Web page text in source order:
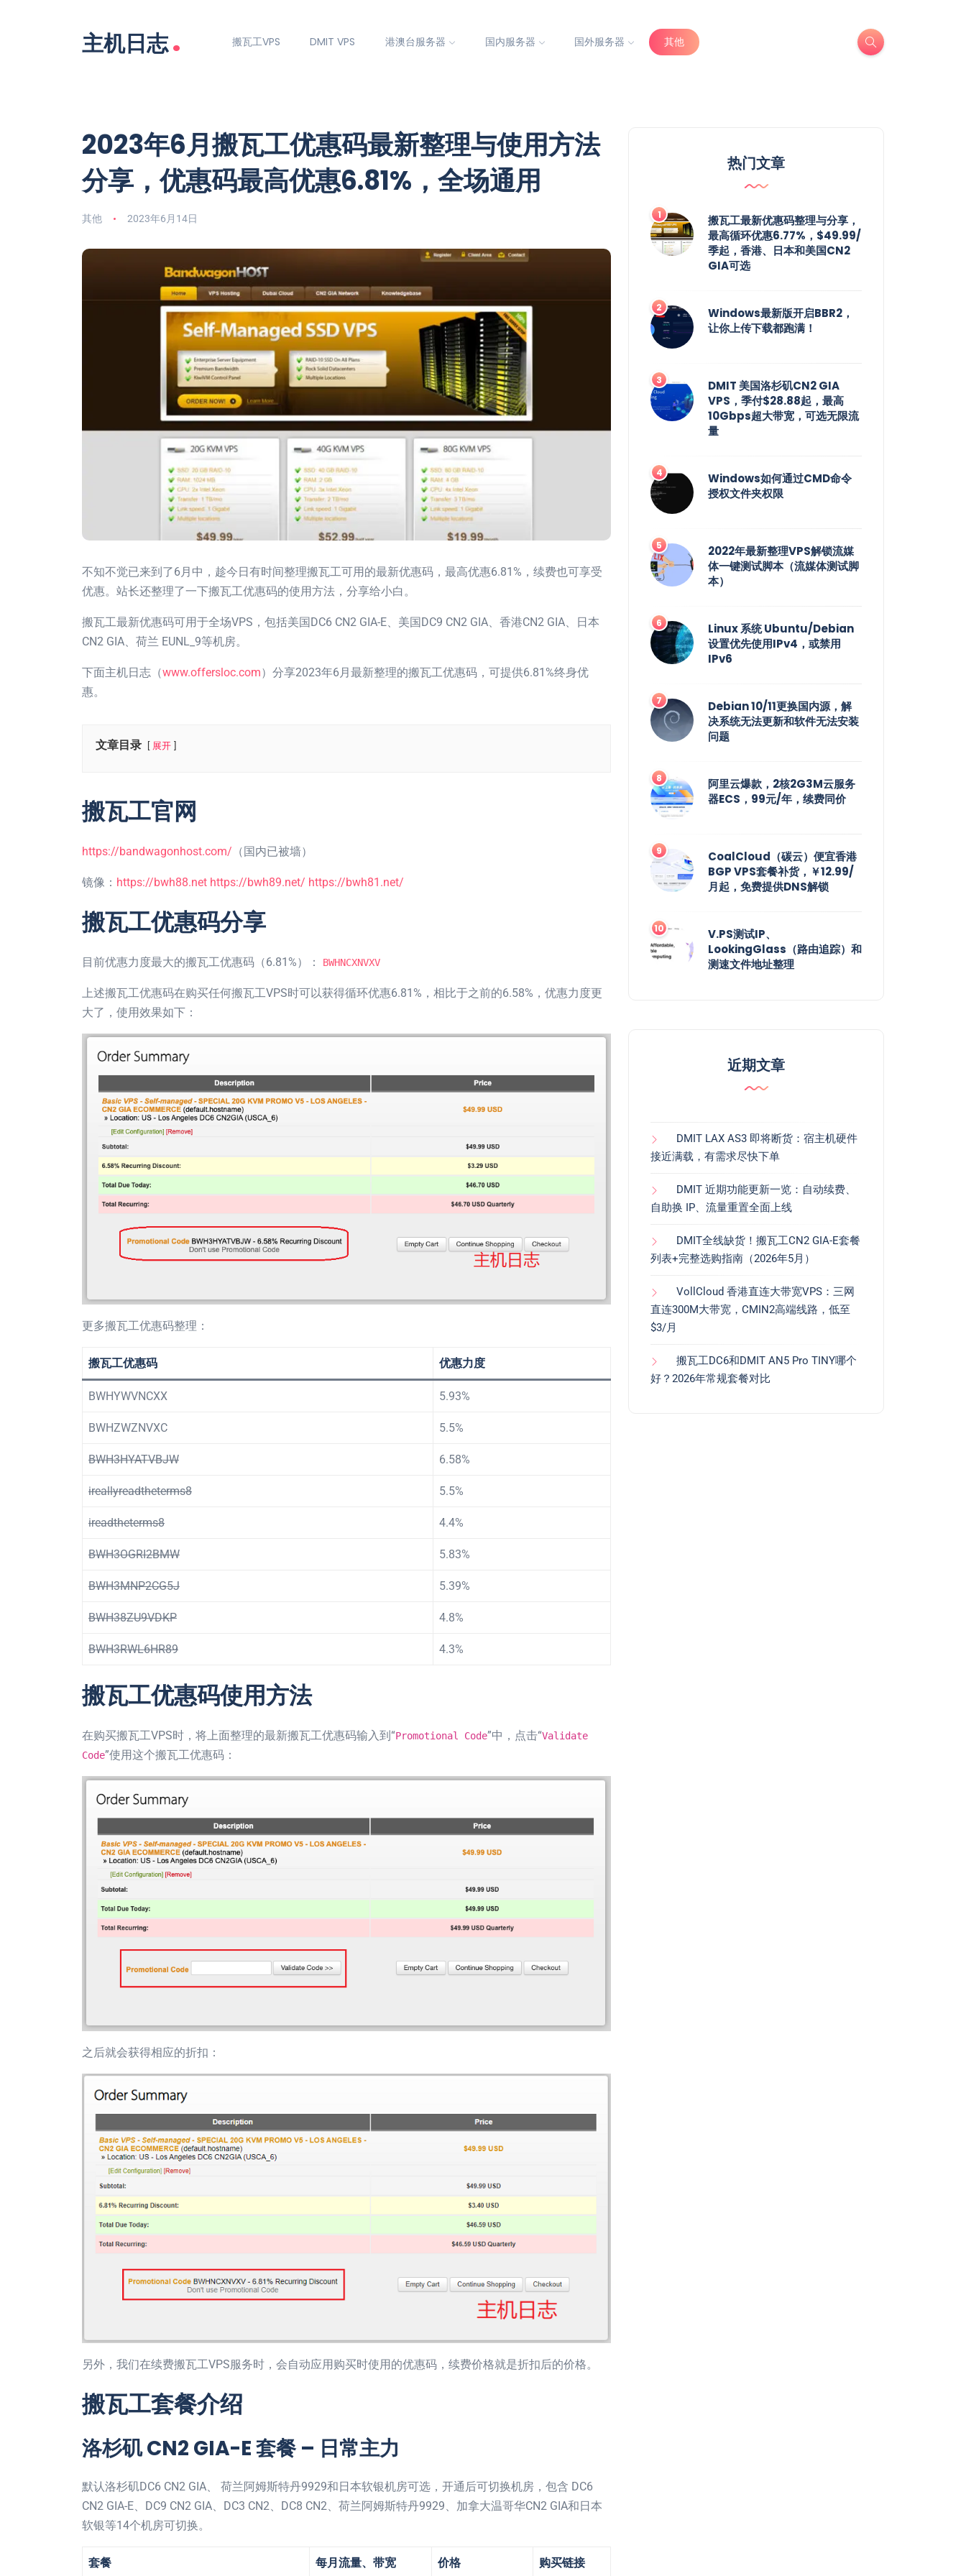
主机日志. 搬瓦工VPS DMIT VPS 港澳台服务器 国内服务器 国外服务器 其他
2023年6月搬瓦工优惠码最新整理与使用方法
分享，优惠码最高优惠6.81%，全场通用
其他 2023年6月14日
不知不觉已来到了6月中，趁今日有时间整理搬瓦工可用的最新优惠码，最高优惠6.81%，续费也可享受
优惠。站长还整理了一下搬瓦工优惠码的使用方法，分享给小白。
搬瓦工最新优惠码可用于全场VPS，包括美国DC6 CN2 GIA-E、美国DC9 CN2 GIA、香港CN2 GIA、日本
CN2 GIA、荷兰 EUNL_9等机房。
下面主机日志（www.offersloc.com）分享2023年6月最新整理的搬瓦工优惠码，可提供6.81%终身优
惠。
文章目录 展开
搬瓦工官网
https://bandwagonhost.com/ （国内已被墙）
镜像： https://bwh88.net https://bwh89.net/ https://bwh81.net/
搬瓦工优惠码分享
目前优惠力度最大的搬瓦工优惠码（6.81%）： BWHNCXNVXV
上述搬瓦工优惠码在购买任何搬瓦工VPS时可以获得循环优惠6.81%，相比于之前的6.58%，优惠力度更
大了，使用效果如下：
更多搬瓦工优惠码整理：
搬瓦工优惠码 优惠力度
BWHYWVNCXX 5.93%
BWHZWZNVXC 5.5%
BWH3HYATVBJW 6.58%
ireallyreadtheterms8 5.5%
ireadtheterms8 4.4%
BWH3OGRI2BMW 5.83%
BWH3MNP2CG5J 5.39%
BWH38ZU9VDKP 4.8%
BWH3RWL6HR89 4.3%
搬瓦工优惠码使用方法
在购买搬瓦工VPS时，将上面整理的最新搬瓦工优惠码输入到“Promotional Code”中，点击“Validate
Code”使用这个搬瓦工优惠码：
之后就会获得相应的折扣：
另外，我们在续费搬瓦工VPS服务时，会自动应用购买时使用的优惠码，续费价格就是折扣后的价格。
搬瓦工套餐介绍
洛杉矶 CN2 GIA-E 套餐 – 日常主力
默认洛杉矶DC6 CN2 GIA、 荷兰阿姆斯特丹9929和日本软银机房可选，开通后可切换机房，包含 DC6
CN2 GIA-E、DC9 CN2 GIA、DC3 CN2、DC8 CN2、荷兰阿姆斯特丹9929、加拿大温哥华CN2 GIA和日本
软银等14个机房可切换。
套餐 每月流量、带宽 价格 购买链接
热门文章
搬瓦工最新优惠码整理与分享，
最高循环优惠6.77%，$49.99/
季起，香港、日本和美国CN2
GIA可选
Windows最新版开启BBR2，
让你上传下载都跑满！
DMIT 美国洛杉矶CN2 GIA
VPS，季付$28.88起，最高
10Gbps超大带宽，可选无限流
量
Windows如何通过CMD命令
授权文件夹权限
2022年最新整理VPS解锁流媒
体一键测试脚本（流媒体测试脚
本）
Linux 系统 Ubuntu/Debian
设置优先使用IPv4，或禁用
IPv6
Debian 10/11更换国内源，解
决系统无法更新和软件无法安装
问题
阿里云爆款，2核2G3M云服务
器ECS，99元/年，续费同价
CoalCloud（碳云）便宜香港
BGP VPS套餐补货，￥12.99/
月起，免费提供DNS解锁
V.PS测试IP、
LookingGlass（路由追踪）和
测速文件地址整理
近期文章
DMIT LAX AS3 即将断货：宿主机硬件
接近满载，有需求尽快下单
DMIT 近期功能更新一览：自动续费、
自助换 IP、流量重置全面上线
DMIT全线缺货！搬瓦工CN2 GIA-E套餐
列表+完整选购指南（2026年5月）
VollCloud 香港直连大带宽VPS：三网
直连300M大带宽，CMIN2高端线路，低至
$3/月
搬瓦工DC6和DMIT AN5 Pro TINY哪个
好？2026年常规套餐对比